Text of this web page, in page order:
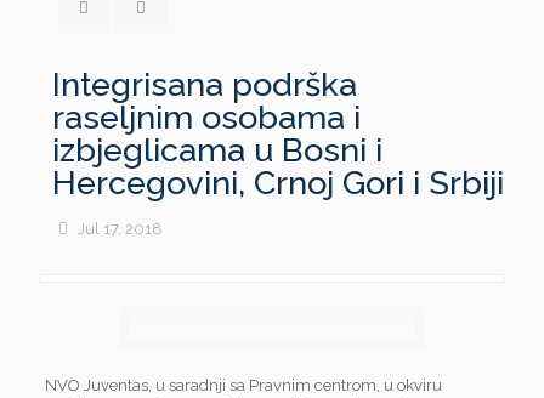
Integrisana podrška
raseljnim osobama i
izbjeglicama u Bosni i
Hercegovini, Crnoj Gori i Srbiji
Jul 17, 2018
NVO Juventas, u saradnji sa Pravnim centrom, u okviru